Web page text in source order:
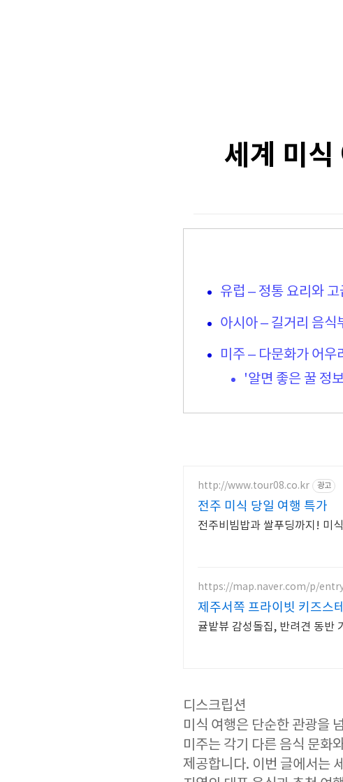
세계 미
유럽 – 정통 요리와
아시아 – 길거리 음식
미주 – 다문화가 어우
'알면 좋은 꿀 정
http://www.tour08.co.kr 광고
전주 미식 당일 여행 특가
전주비빔밥과 쌀푸딩까지! 미
https://map.naver.com/p/
제주서쪽 프라이빗 키즈스
귤밭뷰 감성돌집, 반려견 동반
디스크립션
미식 여행은 단순한 관광을
미주는 각기 다른 음식 문화
제공합니다. 이번 글에서는